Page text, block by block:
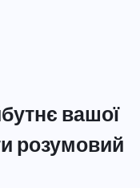
вашої
розумовий